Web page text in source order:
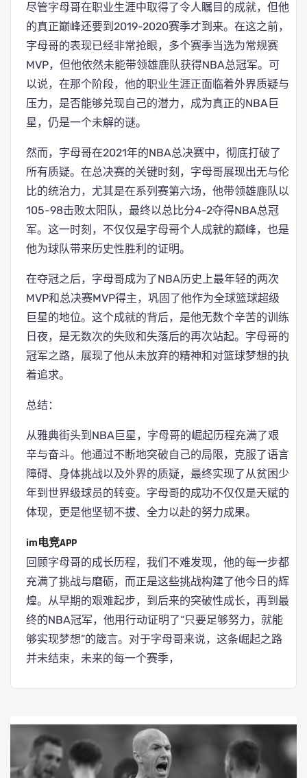
尽管字母哥在职业生涯中取得了令人瞩目的成就，但他
的真正巅峰还要到2019-2020赛季才到来。在这之前，
字母哥的表现已经非常抢眼，多个赛季当选为常规赛
MVP，但他依然未能带领雄鹿队获得NBA总冠军。可
以说，在那个阶段，他的职业生涯正面临着外界质疑与
压力，是否能够兑现自己的潜力，成为真正的NBA巨
星，仍是一个未解的谜。
然而，字母哥在2021年的NBA总决赛中，彻底打破了
所有质疑。在总决赛的关键时刻，字母哥展现出无与伦
比的统治力，尤其是在系列赛第六场，他带领雄鹿队以
105-98击败太阳队，最终以总比分4-2夺得NBA总冠
军。这一时刻，不仅仅是字母哥个人成就的巅峰，也是
他为球队带来历史性胜利的证明。
在夺冠之后，字母哥成为了NBA历史上最年轻的两次
MVP和总决赛MVP得主，巩固了他作为全球篮球超级
巨星的地位。这个成就的背后，是他无数个辛苦的训练
日夜，是无数次的失败和失落后的再次站起。字母哥的
冠军之路，展现了他从未放弃的精神和对篮球梦想的执
着追求。
总结：
从雅典街头到NBA巨星，字母哥的崛起历程充满了艰
辛与奋斗。他通过不断地突破自己的局限，克服了语言
障碍、身体挑战以及外界的质疑，最终实现了从贫困少
年到世界级球员的转变。字母哥的成功不仅仅是天赋的
体现，更是他坚韧不拔、全力以赴的努力成果。
im电竞APP
回顾字母哥的成长历程，我们不难发现，他的每一步都
充满了挑战与磨砺，而正是这些挑战构建了他今日的辉
煌。从早期的艰难起步，到后来的突破性成长，再到最
终的NBA冠军，他用行动证明了“只要足够努力，就能
够实现梦想”的箴言。对于字母哥来说，这条崛起之路
并未结束，未来的每一个赛季，